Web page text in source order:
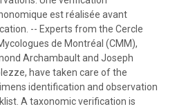
est réalisée avant
-- Experts from the Cercle
de Montréal (CMM),
Archambault and Joseph
have taken care of the
identification and observation
A taxonomic verification is